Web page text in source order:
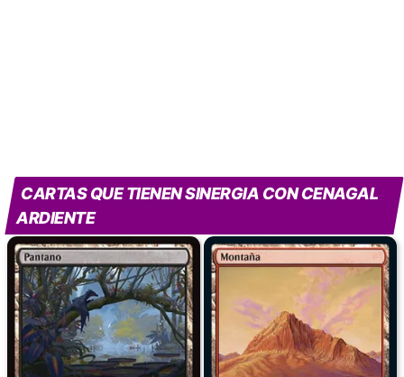
CARTAS QUE TIENEN SINERGIA CON CENAGAL
ARDIENTE